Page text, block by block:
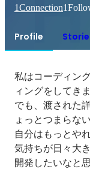
1Connection1
Profile
私はコーディン
ィングをしてきま
でも、渡された
ょっとつまらな
自分はもっとや
気持ちが日々大
開発したいなと